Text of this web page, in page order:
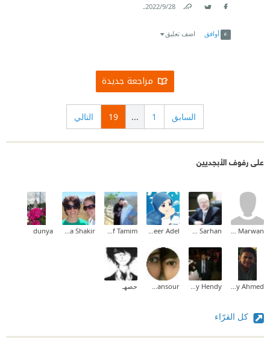
28‏/9‏/2022
.
أوافق اضف تعليق
مراجعة جديدة
السابق 1
...
19 التالي
على رفوف الأبجديين
Bahaa Marwan
Emad Sarhan
Abeer Adel
Dina Yousef Tamim
Maha Shakir
dunya
Mody Ahmed
Shawky Hendy
Iman Mansour حصهـ
كل القرّاء